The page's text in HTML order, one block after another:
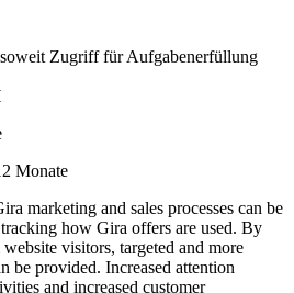
Zugriff für Aufgabenerfüllung
Monate
marketing and sales processes can be
how Gira offers are used. By
visitors, targeted and more
be provided. Increased attention
and increased customer